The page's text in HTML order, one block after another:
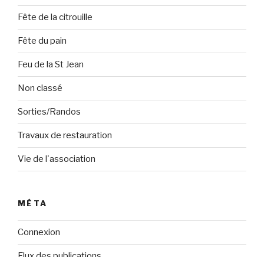
Fête de la citrouille
Fête du pain
Feu de la St Jean
Non classé
Sorties/Randos
Travaux de restauration
Vie de l'association
MÉTA
Connexion